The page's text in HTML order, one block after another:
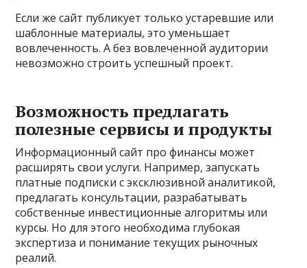
Если же сайт публикует только устаревшие или
шаблонные материалы, это уменьшает
вовлеченность. А без вовлеченной аудитории
невозможно строить успешный проект.
Возможность предлагать
полезные сервисы и продукты
Информационный сайт про финансы может
расширять свои услуги. Например, запускать
платные подписки с эксклюзивной анали­тикой,
предлагать консультации, разрабатывать
собственные инвестиционные алгоритмы или
курсы. Но для этого необходима глубокая
экспертиза и понимание текущих рыночных
реалий.